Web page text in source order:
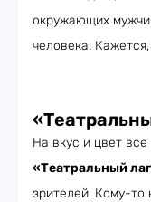
окружающих
человека.
На вкус и цвет
«Театральный
зрителей. Кому-то